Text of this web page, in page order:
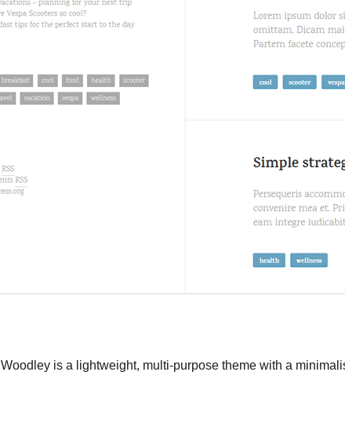
Woodley is a lightweight, multi-purpose theme with a